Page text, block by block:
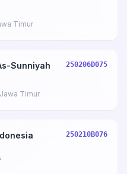
Timur
Sunniyah 250206D075
Timur
250210B076